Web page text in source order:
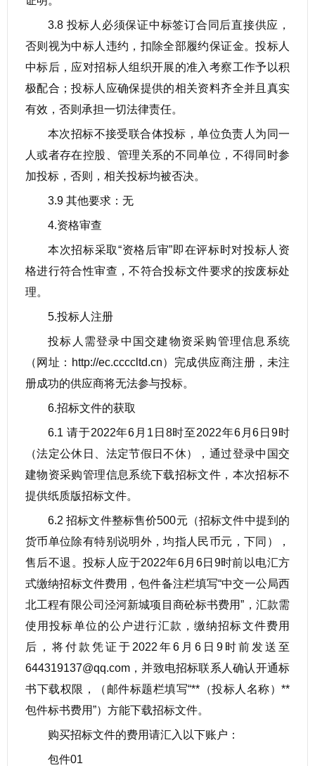
3.8 投标人必须保证中标签订合同后直接供应，
否则视为中标人违约，扣除全部履约保证金。投标人
中标后，应对招标人组织开展的准入考察工作予以积
极配合；投标人应确保提供的相关资料齐全并且真实
有效，否则承担一切法律责任。
本次招标不接受联合体投标，单位负责人为同一
人或者存在控股、管理关系的不同单位，不得同时参
加投标，否则，相关投标均被否决。
3.9 其他要求：无
4.资格审查
本次招标采取“资格后审”即在评标时对投标人资
格进行符合性审查，不符合投标文件要求的按废标处
理。
5.投标人注册
投标人需登录中国交建物资采购管理信息系统
（网址：http://ec.ccccltd.cn）完成供应商注册，未注
册成功的供应商将无法参与投标。
6.招标文件的获取
6.1 请于2022年6月1日8时至2022年6月6日9时
（法定公休日、法定节假日不休），通过登录中国交
建物资采购管理信息系统下载招标文件，本次招标不
提供纸质版招标文件。
6.2 招标文件整标售价500元（招标文件中提到的
货币单位除有特别说明外，均指人民币元，下同），
售后不退。投标人应于2022年6月6日9时前以电汇方
式缴纳招标文件费用，包件备注栏填写“中交一公局西
北工程有限公司泾河新城项目商砼标书费用”，汇款需
使用投标单位的公户进行汇款，缴纳招标文件费用
后，将付款凭证于2022年6月6日9时前发送至
644319137@qq.com，并致电招标联系人确认开通标
书下载权限，（邮件标题栏填写“**（投标人名称）**
包件标书费用”）方能下载招标文件。
购买招标文件的费用请汇入以下账户：
包件01